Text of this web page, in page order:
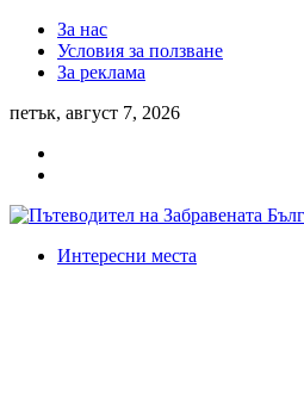
За нас
Условия за ползване
За реклама
петък, август 7, 2026
Интересни места